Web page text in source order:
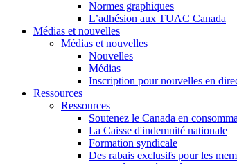
Normes graphiques
L’adhésion aux TUAC Canada
Médias et nouvelles
Médias et nouvelles
Nouvelles
Médias
Inscription pour nouvelles en
Ressources
Ressources
Soutenez le Canada en
La Caisse d'indemnité nationale
Formation syndicale
Des rabais exclusifs pour les